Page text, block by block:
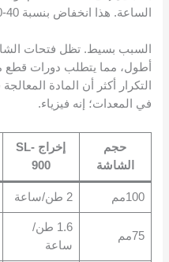
الساعة. هذا انخفاض بنسبة 40-50٪.
السبب بسيط. تظل فتحات
أطول، مما يتطلب دورات قطع
التكرار أكثر أن المادة
في المعدات؛ إنه فيزياء.
حجم
الشاشة
إخراج SL-
900
100مم 2 طن/ساعة
75مم
1.6 طن/
ساعة